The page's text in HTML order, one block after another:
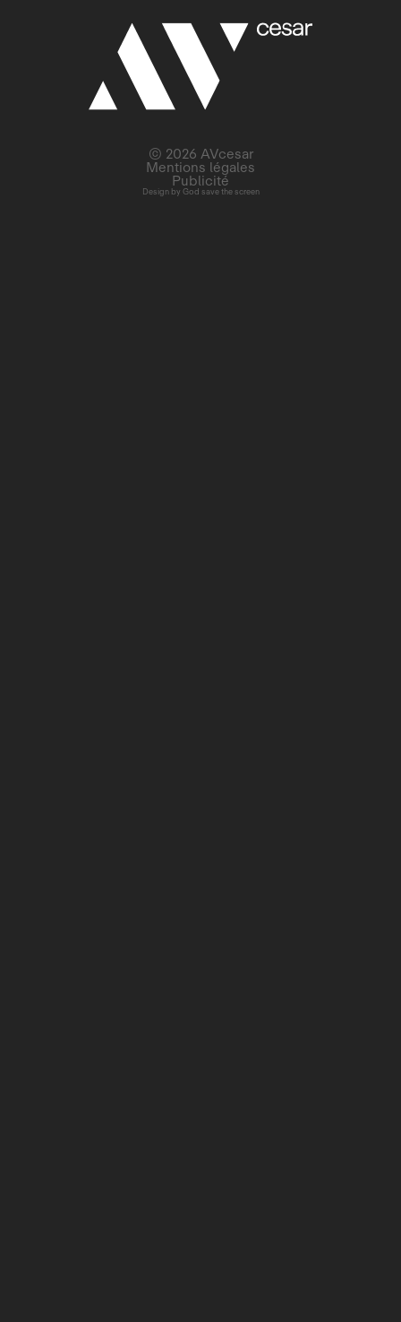
Design by God save the screen
© 2026 AVcesar
Mentions légales
Publicité